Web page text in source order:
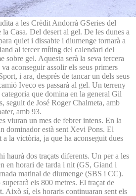
a les Crèdit Andorrà GSeries del
Casa. Del desert al gel. De les dunes a
quiet i dissabte i diumenge tornarà a
al tercer míting del calendari del
sobre gel. Aquesta serà la seva tercera
aconseguir assolir els seus primers
i ara, després de tancar un dels seus
Iveco es passarà al gel. Un terreny
que domina en la general Gil
seguit de José Roger Chalmeta, amb
amb 93.
viuran un mes de febrer intens. En la
dominador està sent Xevi Pons. El
a la victòria, ja que ha aconseguit dues
haurà dos traçats diferents. Un per a les
en horari de tarda i nit (GS, Giand i
matinal de diumenge (SBS i CC).
els 800 metres. El traçat de
Això sí, els horaris continuaran sent els